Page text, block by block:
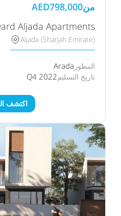
من AED798,000
Aljada Apartments
Aljada (Sharjah Emirate)
المطور Arada
تاريخ التسليمQ4 2022
اكتشف